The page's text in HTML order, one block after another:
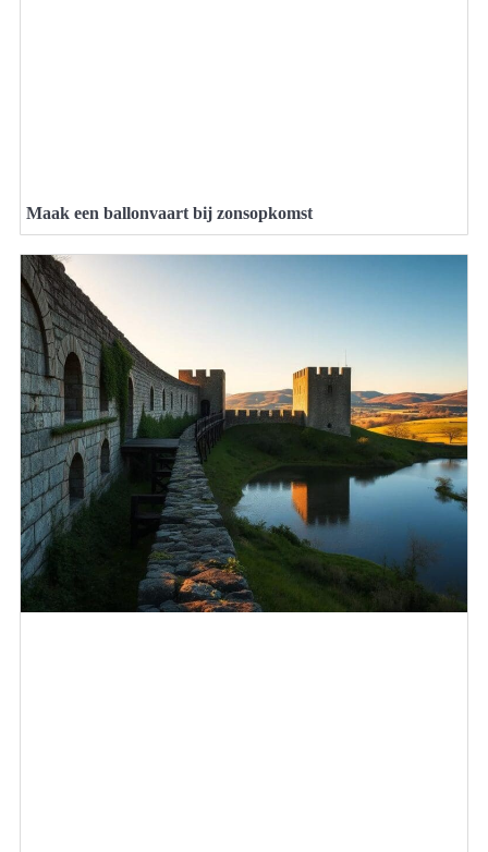
Maak een ballonvaart bij zonsopkomst